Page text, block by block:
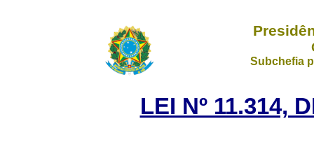
Subchefia
LEI Nº 11.314,